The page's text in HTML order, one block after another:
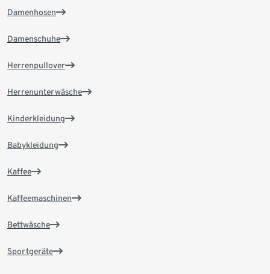
Damenhosen
Damenschuhe
Herrenpullover
Herrenunterwäsche
Kinderkleidung
Babykleidung
Kaffee
Kaffeemaschinen
Bettwäsche
Sportgeräte